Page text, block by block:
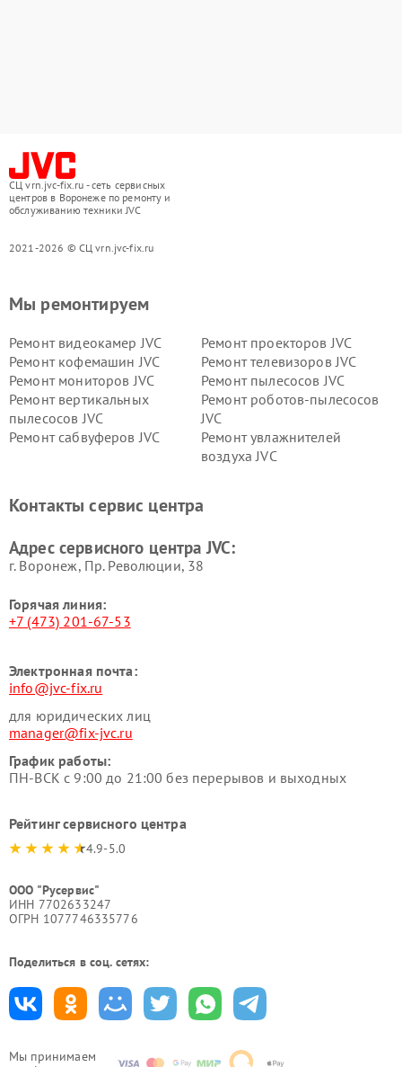
СЦ vrn.jvc-fix.ru - сеть сервисных
центров в Воронеже по ремонту и
обслуживанию техники JVC
2021-2026 © СЦ vrn.jvc-fix.ru
Мы принимаем
Мы ремонтируем
Ремонт видеокамер JVC
Ремонт проекторов JVC
Ремонт кофемашин JVC
Ремонт телевизоров JVC
Ремонт мониторов JVC
Ремонт пылесосов JVC
Ремонт вертикальных
пылесосов JVC
Ремонт роботов-пылесосов
JVC
Ремонт сабвуферов JVC
Ремонт увлажнителей
воздуха JVC
Контакты сервис центра
Адрес сервисного центра JVC:
г. Воронеж, Пр. Революции, 38
Горячая линия:
+7 (473) 201-67-53
Электронная почта:
info@jvc-fix.ru
для юридических лиц
manager@fix-jvc.ru
График работы:
ПН-ВСК с 9:00 до 21:00 без перерывов и выходных
Рейтинг сервисного центра
4.9-5.0
ООО "Русервис"
ИНН 7702633247
ОГРН 1077746335776
Поделиться в соц. сетях: